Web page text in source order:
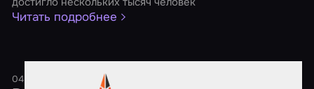
Читать подробнее
04 мая 2017 1 минута